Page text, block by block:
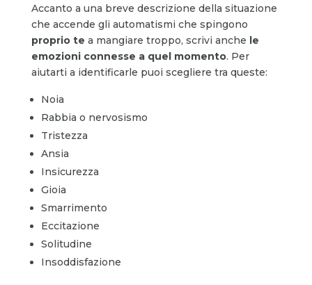
Accanto a una breve descrizione della situazione
che accende gli automatismi che spingono
proprio te a mangiare troppo, scrivi anche le
emozioni connesse a quel momento. Per
aiutarti a identificarle puoi scegliere tra queste:
Noia
Rabbia o nervosismo
Tristezza
Ansia
Insicurezza
Gioia
Smarrimento
Eccitazione
Solitudine
Insoddisfazione